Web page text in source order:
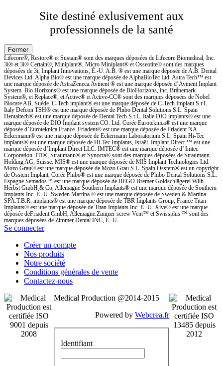
Site destiné exlusivement aux
professionnels de la santé
Lifecore®, Restore® et Sustain® sont des marques déposées de Lifecore Biomedical, Inc.
3i® et 3i® Certain®, Miniplant®, Micro Miniplant® et Osseotite® sont des marques
déposées de 3i, Implant Innovations, É.-U. A.B. ® est une marque déposée de A.B. Dental
Devices Ltd. Alpha Bio® est une marque déposée de AlphaBioTec Ltd. Astra Tech™ est
une marque déposée de AstraZeneca.Avinent ® est une marque déposée d’Avinent Implant
System. Bio Horizons® est une marque déposée de BioHorizons, inc. Brånemark
System®, et Replace®, et Active® et Active-CC® sont des marques déposées de Nobel
Biocare AB, Suède. C-Tech implant® est une marque déposée de C-Tech Implant S.r.L.
Italy Defcon TSH® est une marque déposée de Phibo Dental Solutions S.L. Spain
Dentaltech® est une marque déposée de Dental Tech S.r.L. Italie DIO implants® est une
marque déposée de DIO Implant system CO. Ltd. Corée Euroteknica® est une marque
déposée d’Euroteknica France. Friadent® est une marque déposée de Friadent NA
Eckermann® est une marque déposée de Eckermann Laboratorium S.L. Spain Hi-Tec
implants® est une marque déposée de Hi-Tec Implants, Israël. Implant Direct ™ est une
marque déposée d’Implant Direct LLC. IMTEC® est une marque déposée d’ Imtec
Corporation. ITI®, Straumann® et Synocta® sont des marques déposées de Straumann
Holding AG, Suisse. MIS® est une marque déposée de MIS Implant Technologies Ltd.
Mozo Grau® est une marque déposée de Mozo Grau S.L. Spain Osstem® est un copyright
de Osstem Implant, Corée Phibo® est une marque déposée de Phibo Dental Solutions S.L.
Espagne Semados™ est une marque déposée de BEGO Bremer Goldschlägerei Wilh.
Herbst GmbH & Co, Allemagne Southern Implants® est une marque déposée de Southern
Implants Inc. É.-U. Sweden Martina ® est une marque déposée de Sweden & Martina
SPA.T.B.R. implants® est une marque déposée de TBR Implants Group, France Titan
Implants® est une marque déposée de Titan Implants Inc. É.-U. Xive® est une marque
déposée deFriadent GmbH, Allemagne.Zimmer screw Vent™ et Swissplus ™ sont des
marques déposées de Zimmer Dental INC, É.-U.
Se connecter
Créer un compte
Nos produits
Notre société
Conditions générales de vente
Contactez-nous
Medical Production @2014-2015
Powered by Webcrea.fr
Identifiant